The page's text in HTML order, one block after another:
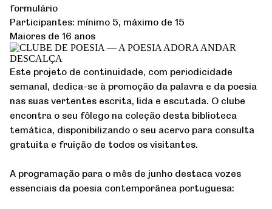
formulário
Participantes: mínimo 5, máximo de 15
Maiores de 16 anos
Este projeto de continuidade, com periodicidade
semanal, dedica-se à promoção da palavra e da poesia
nas suas vertentes escrita, lida e escutada. O clube
encontra o seu fôlego na coleção desta biblioteca
temática, disponibilizando o seu acervo para consulta
gratuita e fruição de todos os visitantes.
A programação para o mês de junho destaca vozes
essenciais da poesia contemporânea portuguesa: